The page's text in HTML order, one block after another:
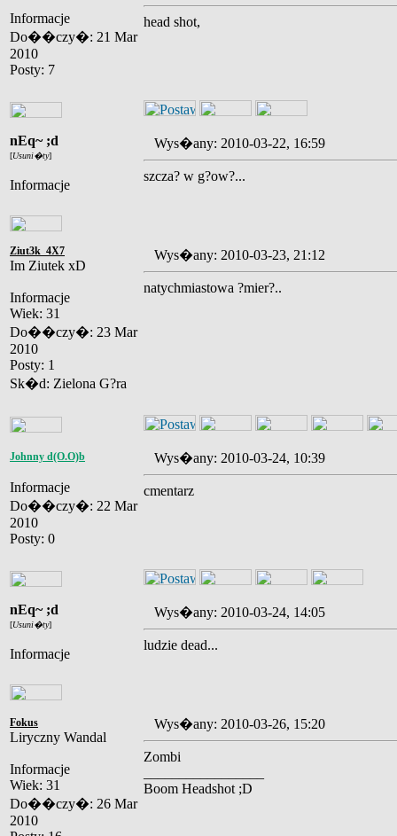
Informacje
Do��czy�: 21 Mar
2010
Posty: 7
head shot,
nEq~ ;d
[Usuni�ty]
Informacje
Wys�any: 2010-03-22, 16:59
szcza? w g?ow?...
Ziut3k_4X7
Im Ziutek xD
Informacje
Wiek: 31
Do��czy�: 23 Mar
2010
Posty: 1
Sk�d: Zielona G?ra
Wys�any: 2010-03-23, 21:12
natychmiastowa ?mier?..
Johnny d(O.O)b
Informacje
Do��czy�: 22 Mar
2010
Posty: 0
Wys�any: 2010-03-24, 10:39
cmentarz
nEq~ ;d
[Usuni�ty]
Informacje
Wys�any: 2010-03-24, 14:05
ludzie dead...
Fokus
Liryczny Wandal
Informacje
Wiek: 31
Do��czy�: 26 Mar
2010
Wys�any: 2010-03-26, 15:20
Zombi
Boom Headshot ;D